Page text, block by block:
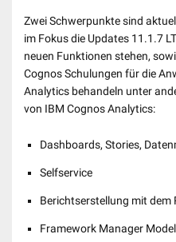
Zwei Schwerpunkte sind
im Fokus die Updates 11.1.7
neuen Funktionen stehen,
Cognos Schulungen für die
Analytics behandeln unter
von IBM Cognos Analytics:
Dashboards, Stories,
Selfservice
Berichtserstellung mit dem
Framework Manager